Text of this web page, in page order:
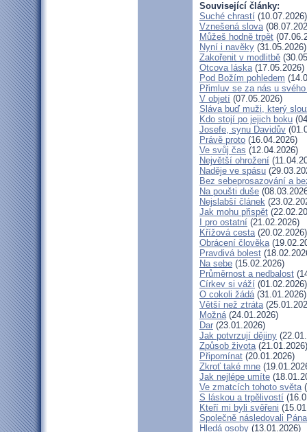
Související články:
Suché chrastí (10.07.2026)
Vznešená slova
Můžeš hodně trpět
Nyní i navěky (31.05.2026)
Zakořenit v modlitbě
Otcova láska(17.05.2026)
Pod Božím pohledem
Přimluv se za nás u
V objetí (07.05.2026)
Sláva buď muži, který
Kdo stojí po jejich boku
Josefe, synu Davidův
Právě proto (16.04.2026)
Ve svůj čas (12.04.2026)
Největší ohrožení
Naděje ve spásu
Bez sebeprosazování a
Na poušti duše
Nejslabší článek
Jak mohu přispět
I pro ostatní (21.02.2026)
Křížová cesta(20.02.2026)
Obrácení člověka
Pravdivá bolest
Na sebe (15.02.2026)
Průměrnost a nedbalost
Církev si váží (01.02.2026)
O cokoli žádá(31.01.2026)
Větší než ztráta
Možná(24.01.2026)
Dar (23.01.2026)
Jak potvrzují dějiny
Způsob života(21.01.2026)
Připomínat (20.01.2026)
Zkroť také mne
Jak nejlépe umíte
Ve zmatcích tohoto světa
S láskou a trpělivostí
Kteří mi byli svěřeni
Společně následovali Pána
Hledá osoby (13.01.2026)